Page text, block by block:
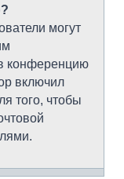
могут
конференцию
включил
того, чтобы